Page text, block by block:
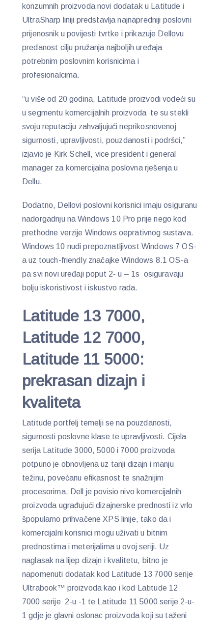
konzumnih proizvoda novi dodatak u Latitude i
UltraSharp liniji predstavlja najnapredniji poslovni
prijenosnik u povijesti tvrtke i prikazuje Dellovu
predanost cilju pružanja najboljih uređaja
potrebnim poslovnim korisnicima i
profesionalcima.
“u više od 20 godina, Latitude proizvodi vodeći su
u segmentu komercijalnih proizvoda te su stekli
svoju reputaciju zahvaljujući neprikosnovenoj
sigurnosti, upravljivosti, pouzdanosti i podršci,”
izjavio je Kirk Schell, vice president i general
manager za komercijalna poslovna rješenja u
Dellu.
Dodatno, Dellovi poslovni korisnici imaju osiguranu
nadorgadnju na Windows 10 Pro prije nego kod
prethodne verzije Windows oeprativnog sustava.
Windows 10 nudi prepoznatljivost Windows 7 OS-
a uz touch-friendly značajke Windows 8.1 OS-a
pa svi novi uređaji poput 2- u – 1s osiguravaju
bolju iskoristivost i iskustvo rada.
Latitude 13 7000,
Latitude 12 7000,
Latitude 11 5000:
prekrasan dizajn i
kvaliteta
Latitude portfelj temelji se na pouzdanosti,
sigurnosti poslovne klase te upravljivosti. Cijela
serija Latitude 3000, 5000 i 7000 proizvoda
potpuno je obnovljena uz tanji dizajn i manju
težinu, povećanu efikasnost te snažnijim
procesorima. Dell je povisio nivo komercijalnih
proizvoda ugrađujući dizajnerske prednosti iz vrlo
špopularno prihvačene XPS linije, tako da i
komercijalni korisnici mogu uživati u bitnim
prednostima i meterijalima u ovoj seriji. Uz
naglasak na lijep dizajn i kvalitetu, bitno je
napomenuti dodatak kod Latitude 13 7000 serije
Ultrabook™ proizvoda kao i kod Latitude 12
7000 serije 2-u -1 te Latitude 11 5000 serije 2-u-
1 gdje je glavni oslonac proizvoda koji su taženi